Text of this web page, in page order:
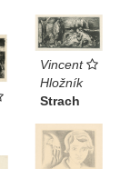
Vincent
Hložník
Strach